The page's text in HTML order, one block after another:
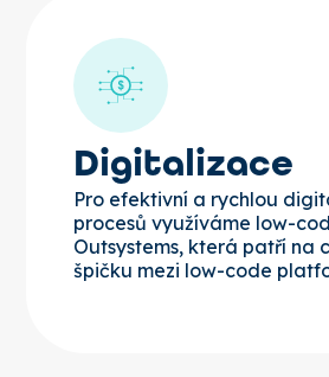
Digitalizace
Pro efektivní a rychlou
procesů využíváme low-
Outsystems, která patří na
špičku mezi low-code